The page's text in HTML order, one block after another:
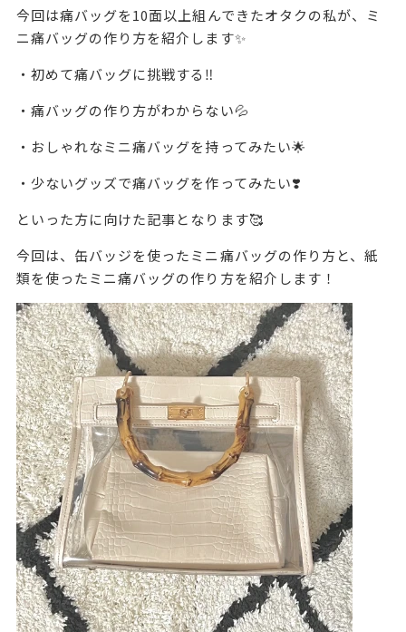
今回は痛バッグを10面以上組んできたオタクの私が、ミ
ニ痛バッグの作り方を紹介します✨
・初めて痛バッグに挑戦する‼️
・痛バッグの作り方がわからない💦
・おしゃれなミニ痛バッグを持ってみたい🌟
・少ないグッズで痛バッグを作ってみたい❣️
といった方に向けた記事となります🥰
今回は、缶バッジを使ったミニ痛バッグの作り方と、紙
類を使ったミニ痛バッグの作り方を紹介します！